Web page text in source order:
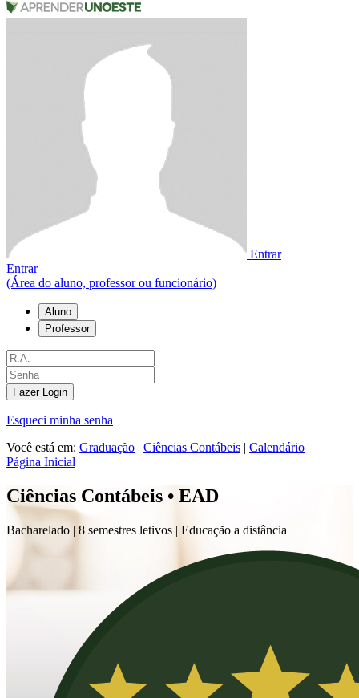
Entrar
Entrar
(Área do aluno, professor ou funcionário)
Aluno
Professor
Fazer Login
Esqueci minha senha
Você está em: Graduação | Ciências Contábeis | Calendário
Página Inicial
Ciências Contábeis • EAD
Bacharelado | 8 semestres letivos | Educação a distância